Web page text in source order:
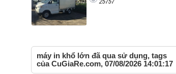
máy in khổ lớn đã qua sử dụng, tags
của CuGiaRe.com, 07/08/2026 14:01:17